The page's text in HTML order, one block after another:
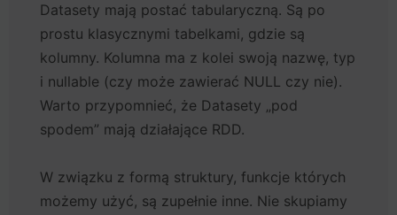
Datasety mają postać tabularyczną. Są po
prostu klasycznymi tabelkami, gdzie są
kolumny. Kolumna ma z kolei swoją nazwę, typ
i nullable (czy może zawierać NULL czy nie).
Warto przypomnieć, że Datasety „pod
spodem” mają działające RDD.
W związku z formą struktury, funkcje których
możemy użyć, są zupełnie inne. Nie skupiamy